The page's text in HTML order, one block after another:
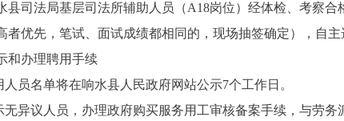
县司法局基层司法所辅助人员（A18岗位） 经体检、考察合
者优先，笔试、面试成绩都相同的，现场抽签确定），自
和办理聘用手续
人员名单将在响水县人民政府网站公示7个工作日。
无异议人员，办理政府购买服务用工审核备案手续，与劳